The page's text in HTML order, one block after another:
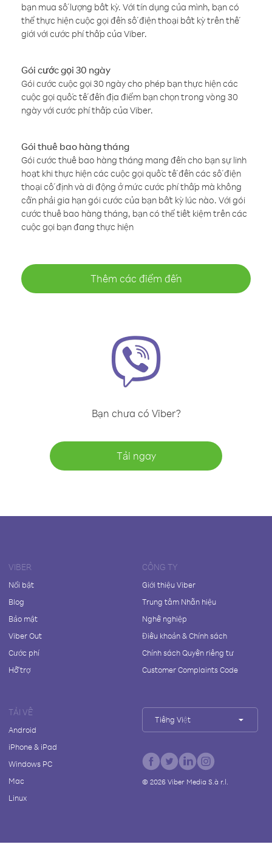
bạn mua số lượng bất kỳ. Với tín dụng của mình, bạn có
thể thực hiện cuộc gọi đến số điện thoại bất kỳ trên thế
giới với cước phí thấp của Viber.
Gói cước gọi 30 ngày
Gói cước cuộc gọi 30 ngày cho phép bạn thực hiện các
cuộc gọi quốc tế đến địa điểm bạn chọn trong vòng 30
ngày với cước phí thấp của Viber.
Gói thuê bao hàng tháng
Gói cước thuê bao hàng tháng mang đến cho bạn sự linh
hoạt khi thực hiện các cuộc gọi quốc tế đến các số điện
thoại cố định và di động ở mức cước phí thấp mà không
cần phải gia hạn gói cước của bạn bất kỳ lúc nào. Với gói
cước thuê bao hàng tháng, bạn có thể tiết kiệm trên các
cuộc gọi bạn đang thực hiện
Thêm các điểm đến
Bạn chưa có Viber?
Tải ngay
VIBER
Nổi bật
Blog
Bảo mật
Viber Out
Cước phí
Hỗ trợ
CÔNG TY
Giới thiệu Viber
Trung tâm Nhãn hiệu
Nghề nghiệp
Điều khoản & Chính sách
Chính sách Quyền riêng tư
Customer Complaints Code
TẢI VỀ
Android
iPhone & iPad
Windows PC
Mac
Linux
Tiếng Việt
© 2026Viber Media S.à r.l.